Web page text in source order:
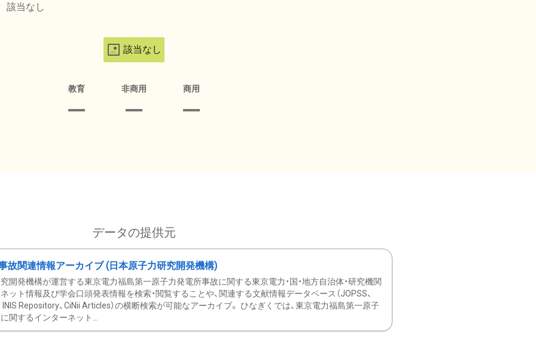
該当なし
該当なし
教育 非商用 商用
データの提供元
故関連情報アーカイブ (日本原子力研究開発機構)
開発機構が運営する東京電力福島第一原子力発電所事故に関する東京電力・国・地方自治体・研究機関
ット情報及び学会口頭発表情報を検索・閲覧することや、関連する文献情報データベース（JOPSS、
INIS Repository、CiNii Articles）の横断検索が可能なアーカイブ。 ひなぎくでは、東京電力福島第一原子
関するインターネット...